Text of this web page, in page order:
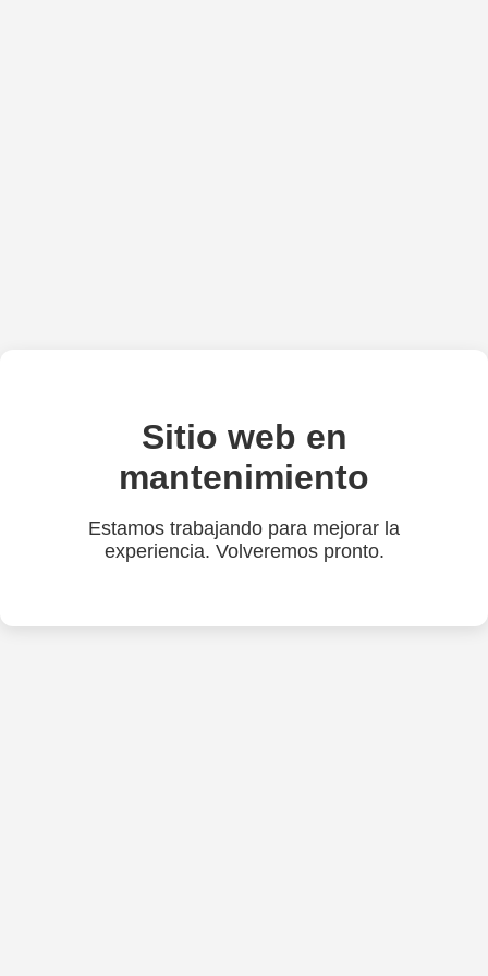
Sitio web en
mantenimiento
Estamos trabajando para mejorar la
experiencia. Volveremos pronto.